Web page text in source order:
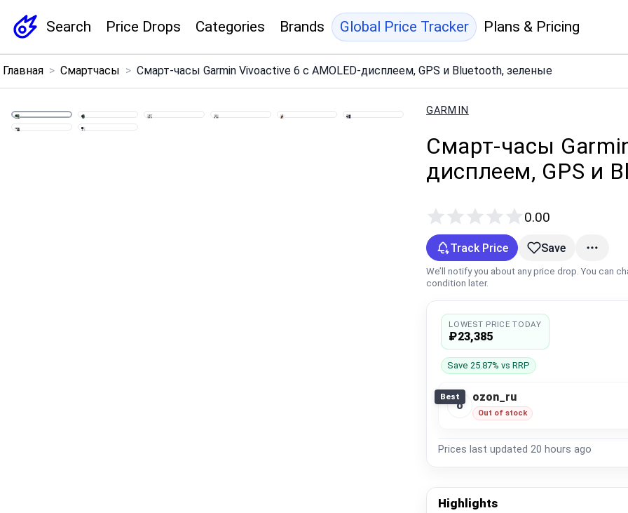
Search Price Drops Categories Brands Global Price Tracker Plans & Pricing
Menu ×
Home
Главная > Смартчасы > Смарт-часы Garmin Vivoactive 6 с AMOLED-дисплеем, GPS и Bluetooth, зеленые
GARMIN
Смарт-часы
дисплеем, GPS и
0.00
Track Price Save
We’ll notify you about any price drop. You can
condition later.
LOWEST PRICE TODAY
₽23,385
Save 25.87% vs RRP
Best
o
ozon_ru
Out of stock
Prices last updated 20 hours ago
Highlights